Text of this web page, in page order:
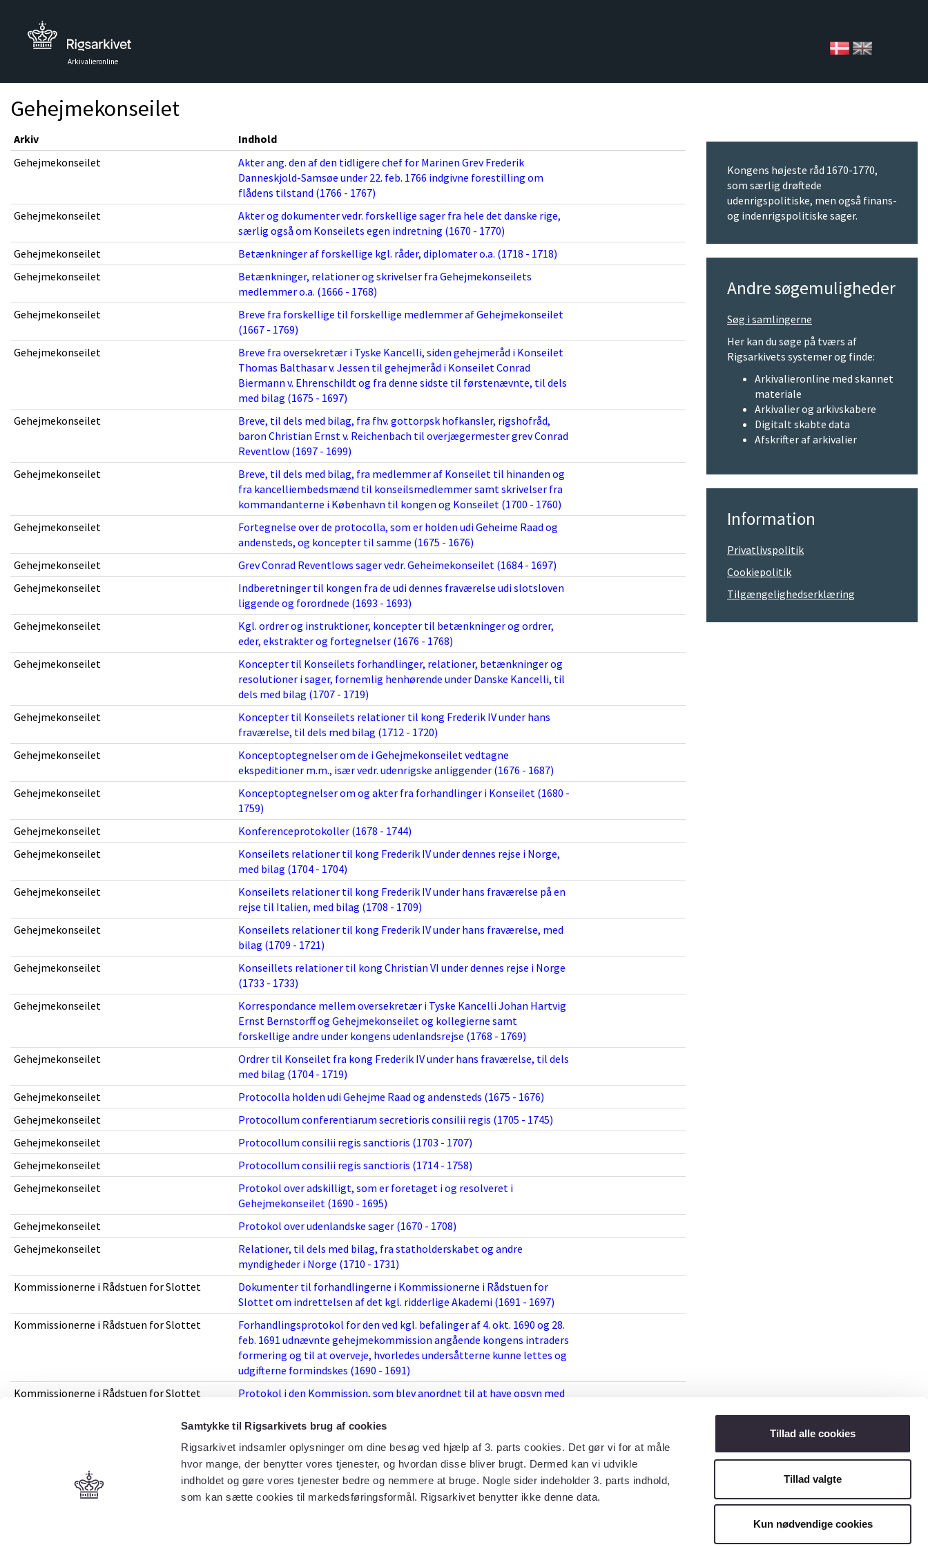
Samtykke til Rigsarkivets brug af cookies
Rigsarkivet indsamler oplysninger om dine besøg ved hjælp af 3. parts cookies. Det gør vi for at måle
hvor mange, der benytter vores tjenester, og hvordan disse bliver brugt. Dermed kan vi udvikle
indholdet og gøre vores tjenester bedre og nemmere at bruge. Nogle sider indeholder 3. parts indhold,
som kan sætte cookies til markedsføringsformål. Rigsarkivet benytter ikke denne data.
Tillad alle cookies
Tillad valgte
Kun nødvendige cookies
Arkivalieronline
Gehejmekonseilet
Arkiv
Indhold
Gehejmekonseilet
Akter ang. den af den tidligere chef for Marinen Grev Frederik
Danneskjold-Samsøe under 22. feb. 1766 indgivne forestilling om
flådens tilstand (1766 - 1767)
Gehejmekonseilet
Akter og dokumenter vedr. forskellige sager fra hele det danske rige,
særlig også om Konseilets egen indretning (1670 - 1770)
Gehejmekonseilet
Betænkninger af forskellige kgl. råder, diplomater o.a. (1718 - 1718)
Gehejmekonseilet
Betænkninger, relationer og skrivelser fra Gehejmekonseilets
medlemmer o.a. (1666 - 1768)
Gehejmekonseilet
Breve fra forskellige til forskellige medlemmer af Gehejmekonseilet
(1667 - 1769)
Gehejmekonseilet
Breve fra oversekretær i Tyske Kancelli, siden gehejmeråd i Konseilet
Thomas Balthasar v. Jessen til gehejmeråd i Konseilet Conrad
Biermann v. Ehrenschildt og fra denne sidste til førstenævnte, til dels
med bilag (1675 - 1697)
Gehejmekonseilet
Breve, til dels med bilag, fra fhv. gottorpsk hofkansler, rigshofråd,
baron Christian Ernst v. Reichenbach til overjægermester grev Conrad
Reventlow (1697 - 1699)
Gehejmekonseilet
Breve, til dels med bilag, fra medlemmer af Konseilet til hinanden og
fra kancelliembedsmænd til konseilsmedlemmer samt skrivelser fra
kommandanterne i København til kongen og Konseilet (1700 - 1760)
Gehejmekonseilet
Fortegnelse over de protocolla, som er holden udi Geheime Raad og
andensteds, og koncepter til samme (1675 - 1676)
Gehejmekonseilet
Grev Conrad Reventlows sager vedr. Geheimekonseilet (1684 - 1697)
Gehejmekonseilet
Indberetninger til kongen fra de udi dennes fraværelse udi slotsloven
liggende og forordnede (1693 - 1693)
Gehejmekonseilet
Kgl. ordrer og instruktioner, koncepter til betænkninger og ordrer,
eder, ekstrakter og fortegnelser (1676 - 1768)
Gehejmekonseilet
Koncepter til Konseilets forhandlinger, relationer, betænkninger og
resolutioner i sager, fornemlig henhørende under Danske Kancelli, til
dels med bilag (1707 - 1719)
Gehejmekonseilet
Koncepter til Konseilets relationer til kong Frederik IV under hans
fraværelse, til dels med bilag (1712 - 1720)
Gehejmekonseilet
Konceptoptegnelser om de i Gehejmekonseilet vedtagne
ekspeditioner m.m., især vedr. udenrigske anliggender (1676 - 1687)
Gehejmekonseilet
Konceptoptegnelser om og akter fra forhandlinger i Konseilet (1680 -
1759)
Gehejmekonseilet
Konferenceprotokoller (1678 - 1744)
Gehejmekonseilet
Konseilets relationer til kong Frederik IV under dennes rejse i Norge,
med bilag (1704 - 1704)
Gehejmekonseilet
Konseilets relationer til kong Frederik IV under hans fraværelse på en
rejse til Italien, med bilag (1708 - 1709)
Gehejmekonseilet
Konseilets relationer til kong Frederik IV under hans fraværelse, med
bilag (1709 - 1721)
Gehejmekonseilet
Konseillets relationer til kong Christian VI under dennes rejse i Norge
(1733 - 1733)
Gehejmekonseilet
Korrespondance mellem oversekretær i Tyske Kancelli Johan Hartvig
Ernst Bernstorff og Gehejmekonseilet og kollegierne samt
forskellige andre under kongens udenlandsrejse (1768 - 1769)
Gehejmekonseilet
Ordrer til Konseilet fra kong Frederik IV under hans fraværelse, til dels
med bilag (1704 - 1719)
Gehejmekonseilet
Protocolla holden udi Gehejme Raad og andensteds (1675 - 1676)
Gehejmekonseilet
Protocollum conferentiarum secretioris consilii regis (1705 - 1745)
Gehejmekonseilet
Protocollum consilii regis sanctioris (1703 - 1707)
Gehejmekonseilet
Protocollum consilii regis sanctioris (1714 - 1758)
Gehejmekonseilet
Protokol over adskilligt, som er foretaget i og resolveret i
Gehejmekonseilet (1690 - 1695)
Gehejmekonseilet
Protokol over udenlandske sager (1670 - 1708)
Gehejmekonseilet
Relationer, til dels med bilag, fra statholderskabet og andre
myndigheder i Norge (1710 - 1731)
Kommissionerne i Rådstuen for Slottet
Dokumenter til forhandlingerne i Kommissionerne i Rådstuen for
Slottet om indrettelsen af det kgl. ridderlige Akademi (1691 - 1697)
Kommissionerne i Rådstuen for Slottet
Forhandlingsprotokol for den ved kgl. befalinger af 4. okt. 1690 og 28.
feb. 1691 udnævnte gehejmekommission angående kongens intraders
formering og til at overveje, hvorledes undersåtterne kunne lettes og
udgifterne formindskes (1690 - 1691)
Kommissionerne i Rådstuen for Slottet
Protokol i den Kommission, som blev anordnet til at have opsyn med
Kommissionerne i Rådstuen for Slottet
Protokol over indkomne supplikker med Kammerkollegiets
erklæringer, som udi rådstuen for slottet er foretagne (1691 - 1691)
Kommissionerne i Rådstuen for Slottet
Protokol over Kommissionerne i Rådstuen for Slottet (1690 - 1705)
Kommissionerne i Rådstuen for Slottet
Register til protokol over indkomne supplikker (1691 - 1691)
Kongens højeste råd 1670-1770,
som særlig drøftede
udenrigspolitiske, men også finans-
og indenrigspolitiske sager.
Andre søgemuligheder
Søg i samlingerne
Her kan du søge på tværs af
Rigsarkivets systemer og finde:
Arkivalieronline med skannet
materiale
Arkivalier og arkivskabere
Digitalt skabte data
Afskrifter af arkivalier
Information
Privatlivspolitik
Cookiepolitik
Tilgængelighedserklæring